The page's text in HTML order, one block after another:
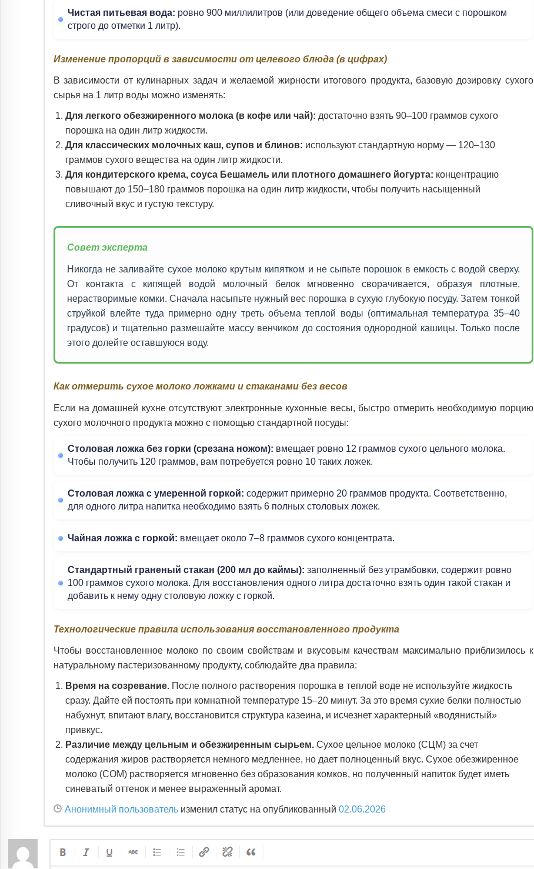
Чистая питьевая вода: ровно 900 миллилитров (или доведение общего объема смеси с порошком
строго до отметки 1 литр).
Изменение пропорций в зависимости от целевого блюда (в цифрах)
В зависимости от кулинарных задач и желаемой жирности итогового продукта, базовую дозировку сухого
сырья на 1 литр воды можно изменять:
Для легкого обезжиренного молока (в кофе или чай): достаточно взять 90–100 граммов сухого
порошка на один литр жидкости.
Для классических молочных каш, супов и блинов: используют стандартную норму — 120–130
граммов сухого вещества на один литр жидкости.
Для кондитерского крема, соуса Бешамель или плотного домашнего йогурта: концентрацию
повышают до 150–180 граммов порошка на один литр жидкости, чтобы получить насыщенный
сливочный вкус и густую текстуру.
Совет эксперта
Никогда не заливайте сухое молоко крутым кипятком и не сыпьте порошок в емкость с водой сверху.
От контакта с кипящей водой молочный белок мгновенно сворачивается, образуя плотные,
нерастворимые комки. Сначала насыпьте нужный вес порошка в сухую глубокую посуду. Затем тонкой
струйкой влейте туда примерно одну треть объема теплой воды (оптимальная температура 35–40
градусов) и тщательно размешайте массу венчиком до состояния однородной кашицы. Только после
этого долейте оставшуюся воду.
Как отмерить сухое молоко ложками и стаканами без весов
Если на домашней кухне отсутствуют электронные кухонные весы, быстро отмерить необходимую порцию
сухого молочного продукта можно с помощью стандартной посуды:
Столовая ложка без горки (срезана ножом): вмещает ровно 12 граммов сухого цельного молока.
Чтобы получить 120 граммов, вам потребуется ровно 10 таких ложек.
Столовая ложка с умеренной горкой: содержит примерно 20 граммов продукта. Соответственно,
для одного литра напитка необходимо взять 6 полных столовых ложек.
Чайная ложка с горкой: вмещает около 7–8 граммов сухого концентрата.
Стандартный граненый стакан (200 мл до каймы): заполненный без утрамбовки, содержит ровно
100 граммов сухого молока. Для восстановления одного литра достаточно взять один такой стакан и
добавить к нему одну столовую ложку с горкой.
Технологические правила использования восстановленного продукта
Чтобы восстановленное молоко по своим свойствам и вкусовым качествам максимально приблизилось к
натуральному пастеризованному продукту, соблюдайте два правила:
Время на созревание. После полного растворения порошка в теплой воде не используйте жидкость
сразу. Дайте ей постоять при комнатной температуре 15–20 минут. За это время сухие белки полностью
набухнут, впитают влагу, восстановится структура казеина, и исчезнет характерный «водянистый»
привкус.
Различие между цельным и обезжиренным сырьем. Сухое цельное молоко (СЦМ) за счет
содержания жиров растворяется немного медленнее, но дает полноценный вкус. Сухое обезжиренное
молоко (СОМ) растворяется мгновенно без образования комков, но полученный напиток будет иметь
синеватый оттенок и менее выраженный аромат.
Анонимный пользователь изменил статус на опубликованный 02.06.2026